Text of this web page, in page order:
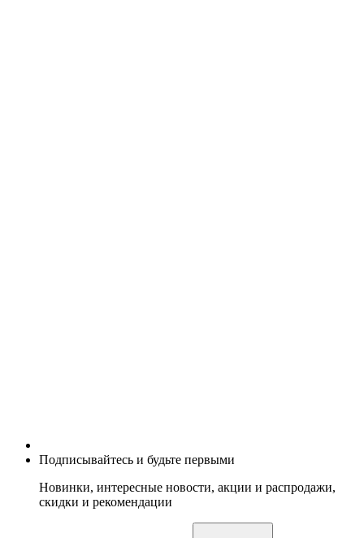
Подписывайтесь и будьте первыми
Новинки, интересные новости, акции и распродажи,
скидки и рекомендации